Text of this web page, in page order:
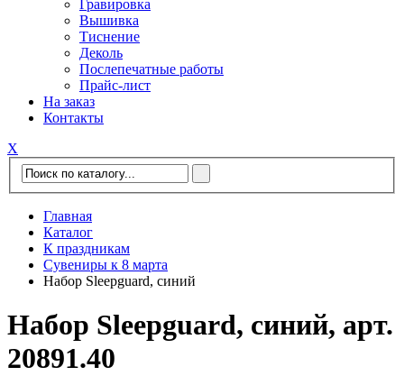
Гравировка
Вышивка
Тиснение
Деколь
Послепечатные работы
Прайс-лист
На заказ
Контакты
Х
Главная
Каталог
К праздникам
Сувениры к 8 марта
Набор Sleepguard, синий
Набор Sleepguard, синий, арт.
20891.40